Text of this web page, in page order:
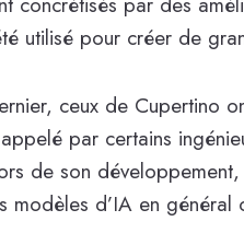
utilisé pour créer de
ceux de Cupertino
par certains
de son
modèles d’IA en